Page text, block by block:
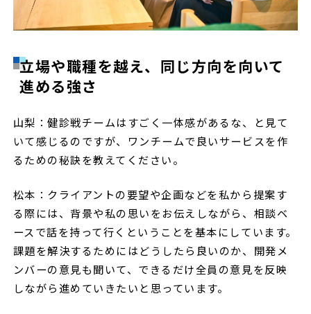
立場や職種を越え、同じ方向を向いて
進める強さ
山梨：健診戦チームはすごく一体感があるな、と見て
いて感じるのですが、ワンチームで良いサービスを作
るための秘訣を教えてください。
松本：クライアントの要望や企画などを私から提案す
る際には、背景や私の思いをお伝えしながら、相談ベ
ースで話を持って行くということを基本にしています。
課題を解決するためにはどうしたら良いのか、開発メ
ンバーの意見も聞いて、できるだけ全員の意見を反映
しながら進めていきたいと思っています。